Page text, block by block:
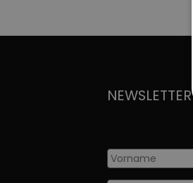
NEWSLETTER
Vorname